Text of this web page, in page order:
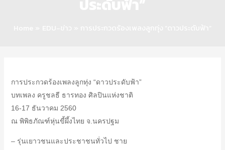
การประกวดร้องเพลงลูกทุ่ง “ดาวประดับฟ้า”
บทเพลง ครูชลธี ธารทอง ศิลปินแห่งชาติ
16-17 ธันวาคม 2560
ณ พิพิธภัณฑ์หุ่นขี้ผึ้งไทย จ.นครปฐม
– รุ่นเยาวชนและประชาชนทั่วไป ชาย